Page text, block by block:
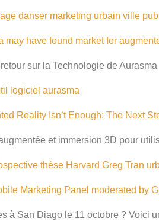
danser marketing urbain ville
may have found market for
sur la Technologie de Aurasma
logiciel aurasma
Reality Isn’t Enough: The Next
et immersion 3D pour
thèse Harvard Greg Tran
Marketing Panel moderated by
à San Diago le 11 octobre ? Voici